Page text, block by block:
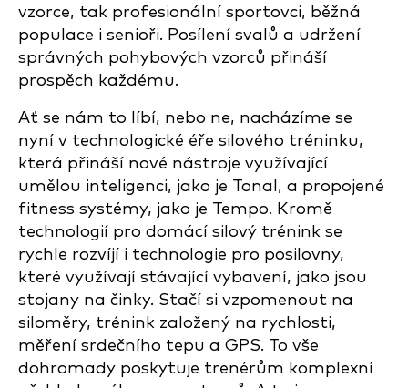
vzorce, tak profesionální sportovci, běžná
populace i senioři. Posílení svalů a udržení
správných pohybových vzorců přináší
prospěch každému.
Ať se nám to líbí, nebo ne, nacházíme se
nyní v technologické éře silového tréninku,
která přináší nové nástroje využívající
umělou inteligenci, jako je Tonal, a propojené
fitness systémy, jako je Tempo. Kromě
technologií pro domácí silový trénink se
rychle rozvíjí i technologie pro posilovny,
které využívají stávající vybavení, jako jsou
stojany na činky. Stačí si vzpomenout na
siloměry, trénink založený na rychlosti,
měření srdečního tepu a GPS. To vše
dohromady poskytuje trenérům komplexní